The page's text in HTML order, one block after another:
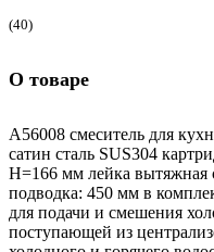
(40)
О товаре
A56008 смеситель для
сатин сталь SUS304
H=166 мм лейка вытяжная
подводка: 450 мм в
для подачи и смешения
поступающей из